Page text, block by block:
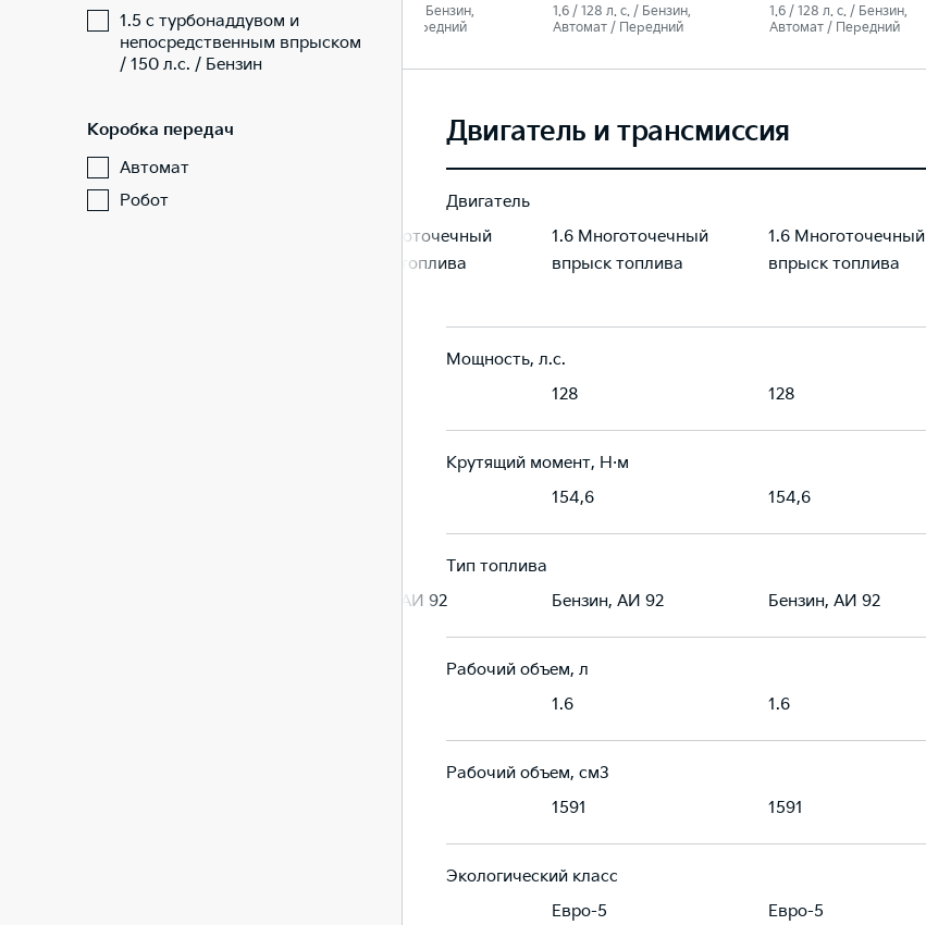
1.5 с турбонаддувом и
непосредственным впрыском
/ 150 л.с. / Бензин
Коробка передач
Автомат
Робот
1.6 / 128 л. c. / Бензин,
Автомат / Передний
1.6 / 128 л. c. / Бензин,
Автомат / Передний
1.6 / 128 л. c. / Бензин,
Автомат / Передний
1.6 / 128 л. c. / Бензин,
Автомат / Передний
Двигатель и трансмиссия
Двигатель
1.6 Многоточечный
впрыск топлива
1.6 Многоточечный
впрыск топлива
1.6 Многоточечный
впрыск топлива
Мощность, л.с.
128 128
Крутящий момент, Н·м
154,6 154,6
Тип топлива
Бензин, АИ 92 Бензин, АИ 92 Бензин, АИ 92
Рабочий объем, л
1.6 1.6
Рабочий объем, см3
1591 1591
Экологический класс
Евро-5 Евро-5